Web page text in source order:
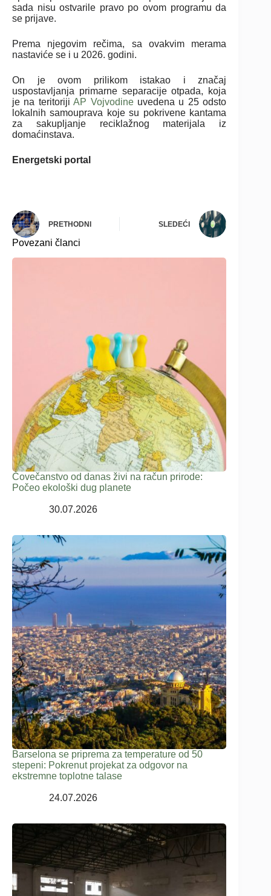
sada nisu ostvarile pravo po ovom programu da
se prijave.
Prema njegovim rečima, sa ovakvim merama
nastaviće se i u 2026. godini.
On je ovom prilikom istakao i značaj
uspostavljanja primarne separacije otpada, koja
je na teritorijiAP Vojvodineuvedena u 25 odsto
lokalnih samouprava koje su pokrivene kantama
za sakupljanje reciklažnog materijala iz
domaćinstava.
Energetski portal
PRETHODNI SLEDEĆI
Povezani članci
Čovečanstvo od danas živi na račun prirode:
Počeo ekološki dug planete
30.07.2026
Barselona se priprema za temperature od 50
stepeni: Pokrenut projekat za odgovor na
ekstremne toplotne talase
24.07.2026